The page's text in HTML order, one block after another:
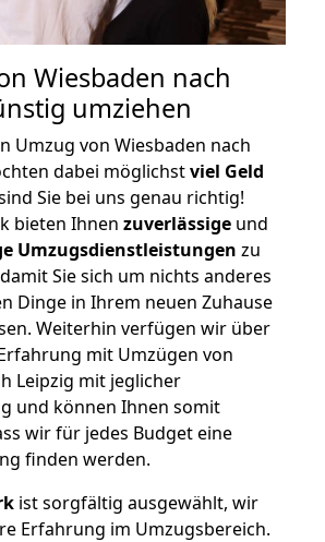
Wiesbaden nach
umziehen
Umzug von Wiesbaden nach
dabei möglichstviel Geld
Sie bei uns genau richtig!
bieten Ihnen zuverlässige und
Umzugsdienstleistungen zu
Sie sich um nichts anderes
Dinge in Ihrem neuen Zuhause
Weiterhin verfügen wir über
mit Umzügen von
Leipzig mit jeglicher
und können Ihnen somit
wir für jedes Budget eine
finden werden.
ist sorgfältig ausgewählt, wir
Erfahrung im Umzugsbereich.